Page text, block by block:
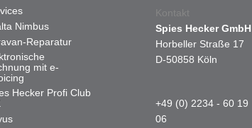
Nimbus
Reparatur
mit e-
Hecker Profi Club
Kontakt
Spies Hecker GmbH
Horbeller Straße 17
D-50858 Köln
+49 (0) 2234 - 60 19
06